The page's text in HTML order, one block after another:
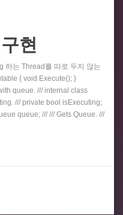
구현
하는 Thread를 따로 두지 않는
{ void Execute(); }
queue. /// internal class
/// private bool isExecuting;
queue; /// /// Gets Queue. ///